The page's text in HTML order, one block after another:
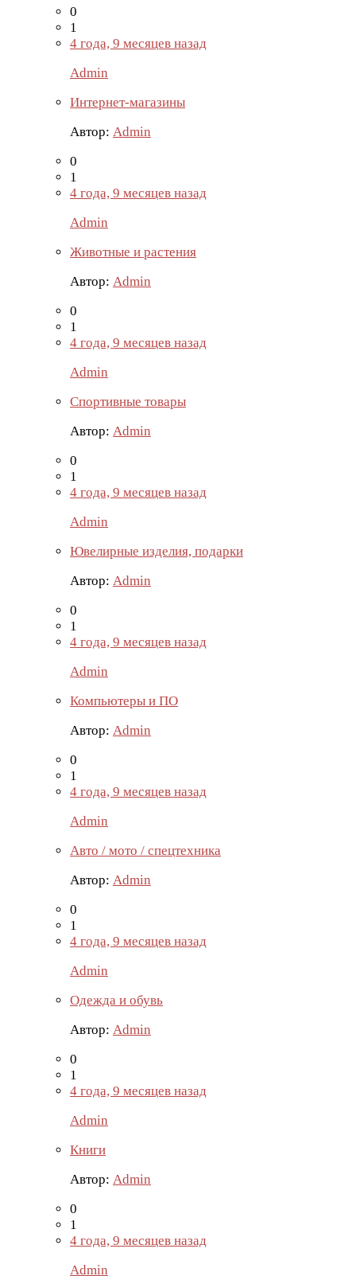
0
1
4 года, 9 месяцев назад
Admin
Интернет-магазины
Автор: Admin
0
1
4 года, 9 месяцев назад
Admin
Животные и растения
Автор: Admin
0
1
4 года, 9 месяцев назад
Admin
Спортивные товары
Автор: Admin
0
1
4 года, 9 месяцев назад
Admin
Ювелирные изделия, подарки
Автор: Admin
0
1
4 года, 9 месяцев назад
Admin
Компьютеры и ПО
Автор: Admin
0
1
4 года, 9 месяцев назад
Admin
Авто / мото / спецтехника
Автор: Admin
0
1
4 года, 9 месяцев назад
Admin
Одежда и обувь
Автор: Admin
0
1
4 года, 9 месяцев назад
Admin
Книги
Автор: Admin
0
1
4 года, 9 месяцев назад
Admin